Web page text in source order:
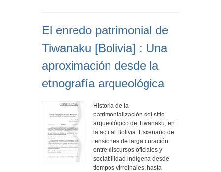
El enredo patrimonial de
Tiwanaku [Bolivia] : Una
aproximación desde la
etnografía arqueológica
Historia de la
patrimonialización del sitio
arqueológico de Tiwanaku, en
la actual Bolivia. Escenario de
tensiones de larga duración
entre discursos oficiales y
sociabilidad indígena desde
tiempos virreinales, hasta